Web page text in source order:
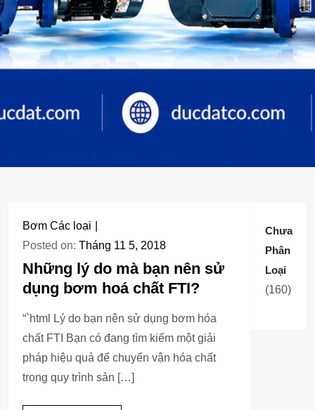
Bơm Các loại
Posted on: Tháng 11 5, 2018
Những lý do mà bạn nên sử
dụng bơm hoá chất FTI?
“`html Lý do bạn nên sử dụng bơm hóa
chất FTI Bạn có đang tìm kiếm một giải
pháp hiệu quả để chuyển vận hóa chất
trong quy trình sản […]
Chưa
Phân
Loại
160160